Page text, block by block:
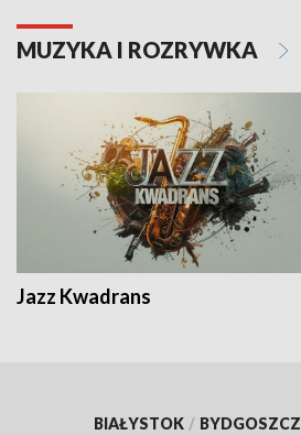
MUZYKA I ROZRYWKA
Jazz Kwadrans
BIAŁYSTOK / BYDGOSZCZ